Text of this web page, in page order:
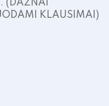
(DAŽNAI
KLAUSIMAI)